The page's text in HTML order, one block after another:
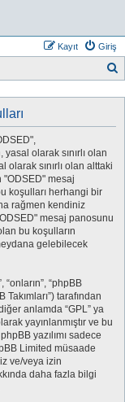
Giriş
Kayıt
olarak sınırlı olan
olarak sınırlı olan alttaki
"ODSED" mesaj
koşulları herhangi bir
rağmen kendiniz
mesaj panosunu
bu koşulların
gelebilecek
“onların”, “phpBB
Takımları”) tarafından
anlamda “GPL” ya
yayınlanmıştır ve bu
yazılımı sadece
Limited müsaade
ve/veya izin
daha fazla bilgi